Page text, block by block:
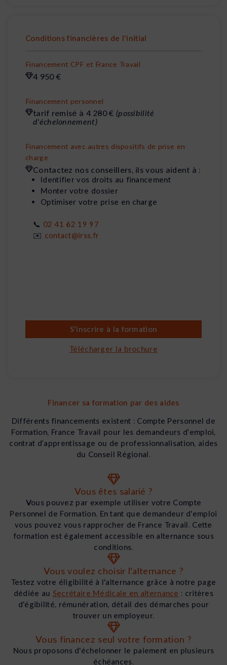
Conditions financières de l'initial
Financement CPF et France Travail
4 950 €
Financement personnel
tarif remisé à 4 280 € (possibilité
d'échelonnement)
Financement avec autres dispositifs de prise en
charge
Contactez nos conseillers, ils vous aident à :
Identifier vos droits au financement
Monter votre dossier
Optimiser votre prise en charge
📞 02 41 62 19 97
✉️ contact@irss.fr
S'inscrire à la formation
Télécharger la brochure
Financer sa formation par des aides
Différents financements existent : Compte Personnel de
Formation, France Travail pour les demandeurs d’emploi,
contrat d’apprentissage ou de professionnalisation, aides
du Conseil Régional.
Vous êtes salarié ?
Vous pouvez par exemple utiliser votre Compte
Personnel de Formation. En tant que demandeur d'emploi
vous pouvez vous rapprocher de France Travail. Cette
formation est également accessible en alternance sous
conditions.
Vous voulez choisir l'alternance ?
Testez votre éligibilité à l'alternance grâce à notre page
dédiée au Secrétaire Médicale en alternance : critères
d'égibilité, rémunération, détail des démarches pour
trouver un employeur.
Vous financez seul votre formation ?
Nous proposons d'échelonner le paiement en plusieurs
échéances.